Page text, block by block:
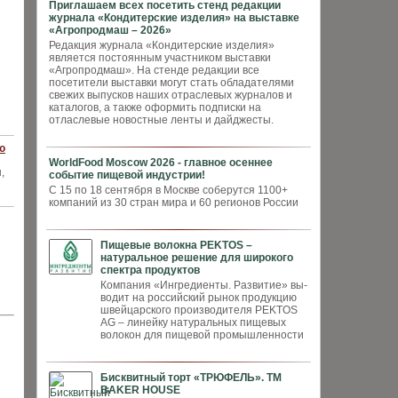
Приглашаем всех посетить стенд редакции
журнала «Кондитерские изделия» на выставке
«Агропродмаш – 2026»
Редакция журнала «Кондитерские изделия»
является постоянным участником выставки
«Агропродмаш». На стенде редакции все
посетители выставки могут стать обладателями
свежих выпусков наших отраслевых журналов и
каталогов, а также оформить подписки на
отласлевые новостные ленты и дайджесты.
WorldFood Moscow 2026 - главное осеннее
событие пищевой индустрии!
С 15 по 18 сентября в Москве соберутся 1100+
компаний из 30 стран мира и 60 регионов России
Пищевые волокна PEKTOS –
натуральное решение для широкого
спектра продуктов
Компания «Ингредиенты. Развитие» вы­
водит на российский рынок продукцию
швей­царского производителя PEKTOS
AG – ли­нейку натуральных пищевых
волокон для пи­щевой промышленности
Бисквитный торт «ТРЮФЕЛЬ». ТМ
BAKER HOUSE